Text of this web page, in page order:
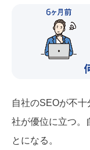
自社のSEOが不
社が優位に立つ。
とになる。